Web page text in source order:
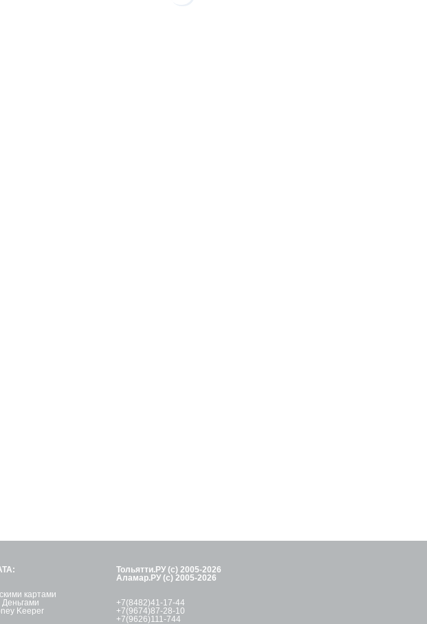
картами
Деньгами
Keeper
Тольятти.РУ (с) 2005-2026
Аламар.РУ (с) 2005-2026
+7(8482)41-17-44
+7(9674)87-28-10
+7(9626)111-744